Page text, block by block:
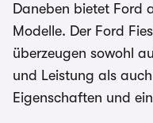
Daneben bietet Ford
Modelle. Der Ford
überzeugen sowohl
und Leistung als
Eigenschaften und